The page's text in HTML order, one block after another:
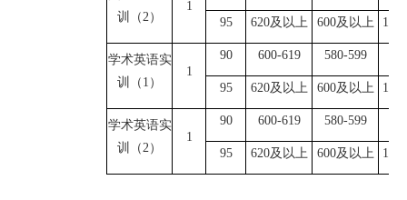
训（ 2 ）
1
95 620及以上 600及以上 100
学术英语实
训（ 1）
1
90 600-619 580-599
95 620及以上 600及以上 100
学术英语实
训（ 2 ）
1
90 600-619 580-599
95 620及以上 600及以上 100